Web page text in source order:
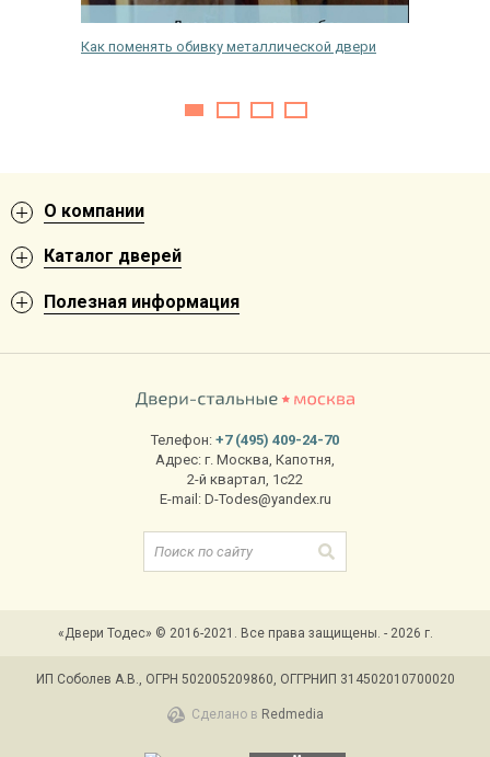
Как поменять обивку металлической двери
О компании
Каталог дверей
Полезная информация
Телефон: +7 (495) 409-24-70
Адрес: г. Москва, Капотня,
2-й квартал, 1с22
E-mail: D-Todes@yandex.ru
«Двери Тодес» © 2016-2021. Все права защищены. - 2026 г.
ИП Соболев А.В., ОГРН 502005209860, ОГГРНИП 314502010700020
Сделано в Redmedia